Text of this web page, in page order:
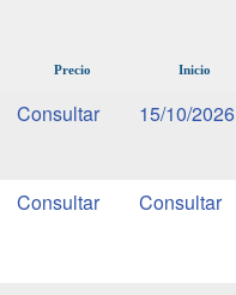
Precio Inicio
15/10/2026